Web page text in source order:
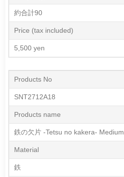
約合計90
Price (tax included)
5,500 yen
Products No
SNT2712A18
Products name
鉄の欠片 -Tetsu no kakera- Medium
Material
鉄